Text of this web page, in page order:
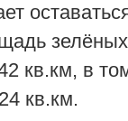
кв.км, в
кв.км.